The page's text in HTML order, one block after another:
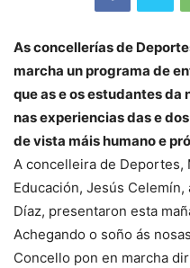
As concellerías de
marcha un programa de
que as e os estudantes
nas experiencias das e
de vista máis humano e
A concelleira de Deportes,
Educación, Jesús
Díaz, presentaron esta
Achegando o soño ás
Concello pon en marcha